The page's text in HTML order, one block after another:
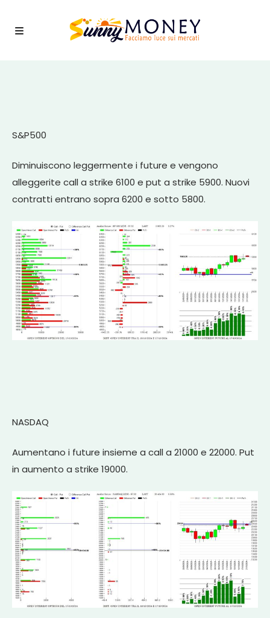
S&P500
Diminuiscono leggermente i future e vengono
alleggerite call a strike 6100 e put a strike 5900. Nuovi
contratti entrano sopra 6200 e sotto 5800.
NASDAQ
Aumentano i future insieme a call a 21000 e 22000. Put
in aumento a strike 19000.